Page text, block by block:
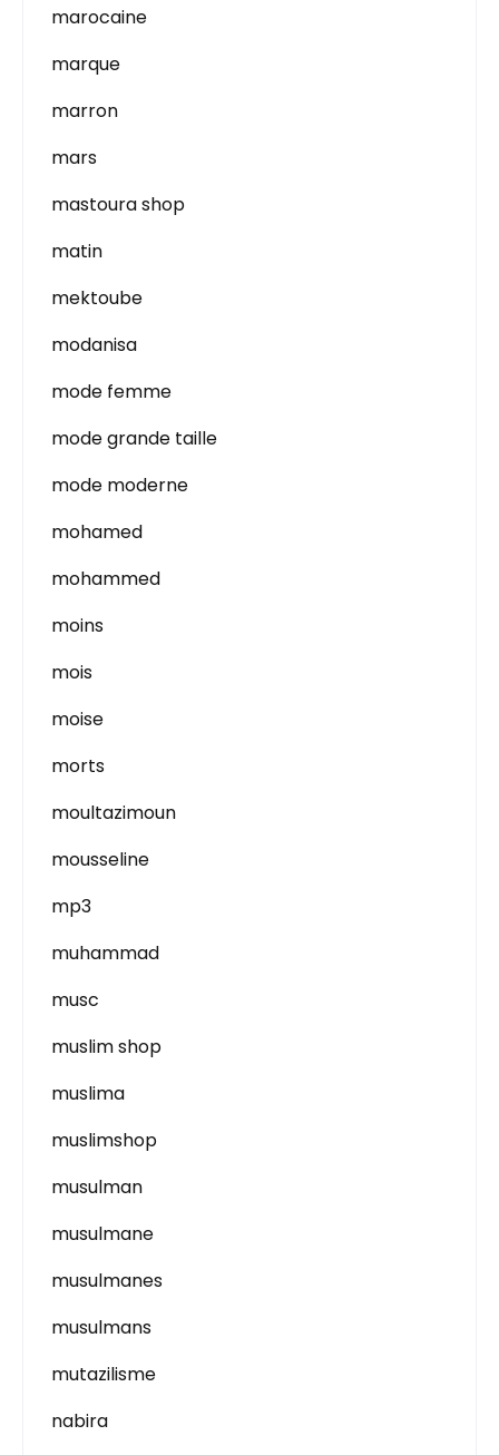
marocaine
marque
marron
mars
mastoura shop
matin
mektoube
modanisa
mode femme
mode grande taille
mode moderne
mohamed
mohammed
moins
mois
moise
morts
moultazimoun
mousseline
mp3
muhammad
musc
muslim shop
muslima
muslimshop
musulman
musulmane
musulmanes
musulmans
mutazilisme
nabira